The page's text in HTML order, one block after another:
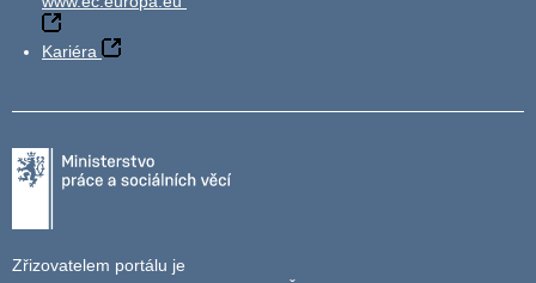
Kariéra
Zřizovatelem portálu je